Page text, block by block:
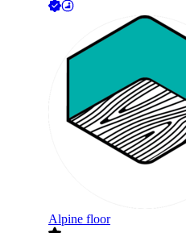
Alpine floor